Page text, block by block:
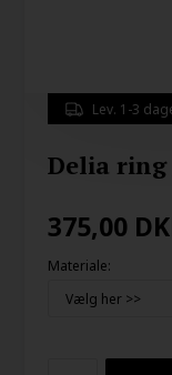
Lev. 1-3
Delia ring
375,00
Materiale: